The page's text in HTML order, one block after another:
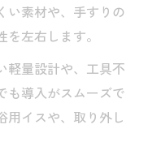
い素材や、手すりの
左右します。
軽量設計や、工具不
も導入がスムーズで
用イスや、取り外し